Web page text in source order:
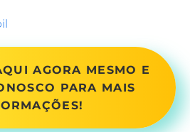
AGORA MESMO E
PARA MAIS